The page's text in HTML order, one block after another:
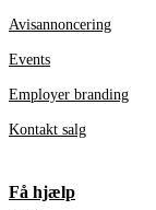
Avisannoncering
Events
Employer branding
Kontakt salg
Få hjælp